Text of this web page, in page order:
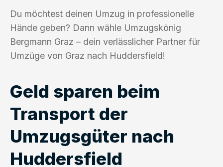
Du möchtest deinen Umzug in professionelle
Hände geben? Dann wähle Umzugskönig
Bergmann Graz – dein verlässlicher Partner für
Umzüge von Graz nach Huddersfield!
Geld sparen beim
Transport der
Umzugsgüter nach
Huddersfield